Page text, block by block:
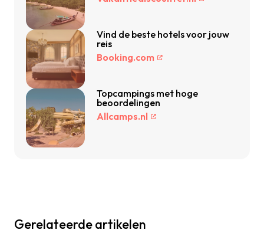
Vind de beste hotels voor jouw
reis
Booking.com
Topcampings met hoge
beoordelingen
Allcamps.nl
Gerelateerde artikelen